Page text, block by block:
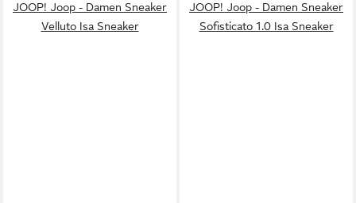
JOOP! Joop - Damen Sneaker
Velluto Isa Sneaker
JOOP! Joop - Damen Sneaker
Sofisticato 1.0 Isa Sneaker